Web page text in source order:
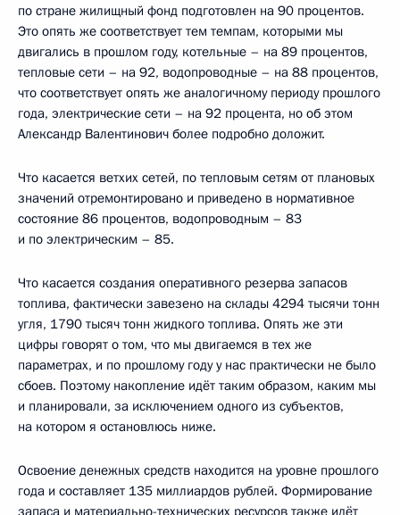
по стране жилищный фонд подготовлен на 90 процентов.
Это опять же соответствует тем темпам, которыми мы
двигались в прошлом году, котельные – на 89 процентов,
тепловые сети – на 92, водопроводные – на 88 процентов,
что соответствует опять же аналогичному периоду прошлого
года, электрические сети – на 92 процента, но об этом
Александр Валентинович более подробно доложит.
Что касается ветхих сетей, по тепловым сетям от плановых
значений отремонтировано и приведено в нормативное
состояние 86 процентов, водопроводным – 83
и по электрическим – 85.
Что касается создания оперативного резерва запасов
топлива, фактически завезено на склады 4294 тысячи тонн
угля, 1790 тысяч тонн жидкого топлива. Опять же эти
цифры говорят о том, что мы двигаемся в тех же
параметрах, и по прошлому году у нас практически не было
сбоев. Поэтому накопление идёт таким образом, каким мы
и планировали, за исключением одного из субъектов,
на котором я остановлюсь ниже.
Освоение денежных средств находится на уровне прошлого
года и составляет 135 миллиардов рублей. Формирование
запаса и материально-технических ресурсов также идёт